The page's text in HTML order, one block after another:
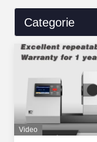
Categorie
Video